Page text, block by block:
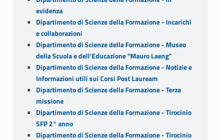
evidenza
Dipartimento di Scienze della Formazione - Incarichi
e collaborazioni
Dipartimento di Scienze della Formazione - Museo
della Scuola e dell’Educazione “Mauro Laeng”
Dipartimento di Scienze della Formazione - Notizie e
Informazioni utili sui Corsi Post Lauream
Dipartimento di Scienze della Formazione - Terza
missione
Dipartimento di Scienze della Formazione - Tirocinio
SFP 2° anno
Dipartimento di Scienze della Formazione - Tirocinio